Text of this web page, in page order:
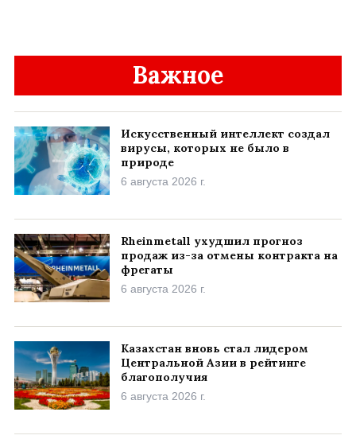
Важное
Искусственный интеллект создал
вирусы, которых не было в
природе
6 августа 2026 г.
Rheinmetall ухудшил прогноз
продаж из-за отмены контракта на
фрегаты
6 августа 2026 г.
Казахстан вновь стал лидером
Центральной Азии в рейтинге
благополучия
6 августа 2026 г.